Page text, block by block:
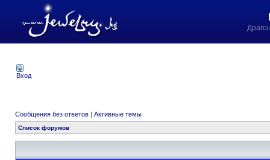
Вход
Сообщения без ответов | Активные темы
Список форумов